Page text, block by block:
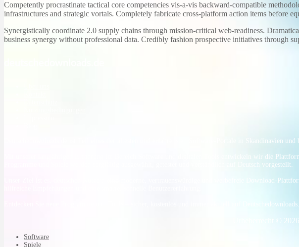
Competently procrastinate tactical core competencies vis-a-vis backward-compatible
infrastructures and strategic vortals. Completely fabricate cross-platform action items before
Synergistically coordinate 2.0 supply chains through mission-critical web-readiness.
business synergy without professional data. Credibly fashion prospective initiatives through
Deutschedownloads.de ist Teil eines der ältesten und erfahrensten Software-Portale in Skandinavien
Mit unserer langjährigen Erfahrung im Bereich Software und digitalen Tools entwickeln wir die
Programme und Spiele werden sorgfältig ausgewählt, getestet und verständlich auf Deutsch vorgestellt.
Unser Ziel ist es, deutschen Nutzern eine moderne, vertrauenswürdige und werbefreie Download-
Entdecken Sie neue Programme und Tools – sicher, kostenlos und immer aktuell auf
Urheberrecht ©
Software
Spiele